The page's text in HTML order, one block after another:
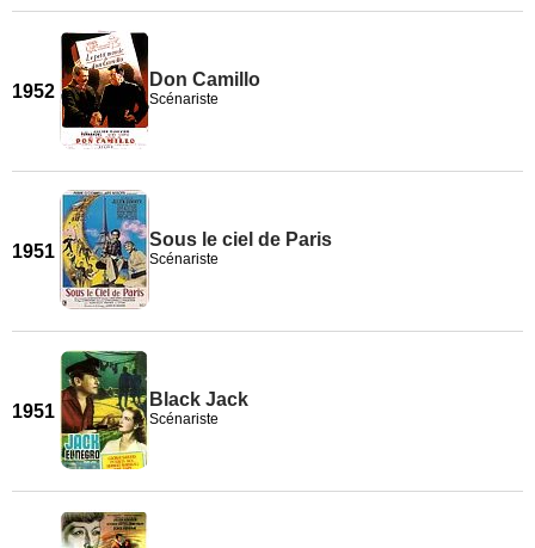
1952
Don Camillo
Scénariste
1951
Sous le ciel de Paris
Scénariste
1951
Black Jack
Scénariste